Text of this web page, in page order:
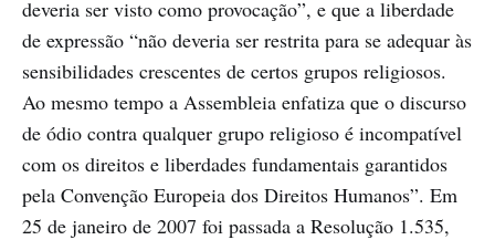
deveria ser visto como provocação”, e que a liberdade
de expressão “não deveria ser restrita para se adequar às
sensibilidades crescentes de certos grupos religiosos.
Ao mesmo tempo a Assembleia enfatiza que o discurso
de ódio contra qualquer grupo religioso é incompatível
com os direitos e liberdades fundamentais garantidos
pela Convenção Europeia dos Direitos Humanos”. Em
25 de janeiro de 2007 foi passada a Resolução 1.535,